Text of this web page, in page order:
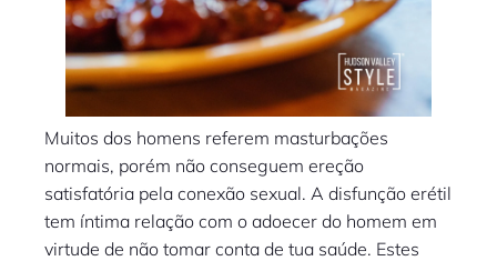
Muitos dos homens referem masturbações
normais, porém não conseguem ereção
satisfatória pela conexão sexual. A disfunção erétil
tem íntima relação com o adoecer do homem em
virtude de não tomar conta de tua saúde. Estes